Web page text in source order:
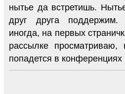
нытье да встретишь.
друг друга поддержим.
иногда, на первых
рассылке просматриваю,
попадется в конференциях